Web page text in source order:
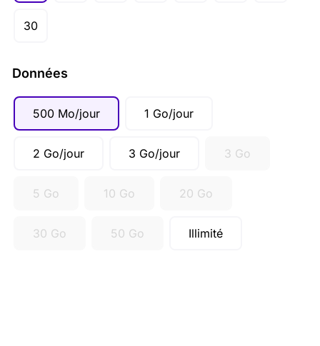
30
Données
500 Mo/jour 1 Go/jour
2 Go/jour 3 Go/jour 3 Go
5 Go 10 Go 20 Go
30 Go 50 Go Illimité